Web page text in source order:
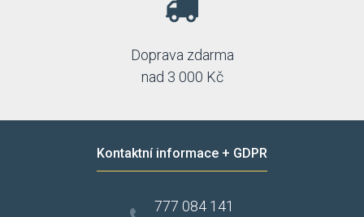
Doprava zdarma
nad 3 000 Kč
Kontaktní informace + GDPR
777 084 141